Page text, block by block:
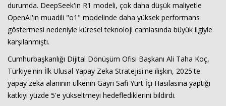
durumda. DeepSeek'in R1 modeli, çok daha düşük maliyetle
OpenAI'ın muadili "o1" modelinde daha yüksek performans
göstermesi nedeniyle küresel teknoloji camiasında büyük ilgiyle
karşılanmıştı.
Cumhurbaşkanlığı Dijital Dönüşüm Ofisi Başkanı Ali Taha Koç,
Türkiye'nin İlk Ulusal Yapay Zeka Stratejisi'ne ilişkin, 2025'te
yapay zeka alanının ülkenin Gayri Safi Yurt İçi Hasılasına yaptığı
katkıyı yüzde 5'e yükseltmeyi hedeflediklerini bildirdi.